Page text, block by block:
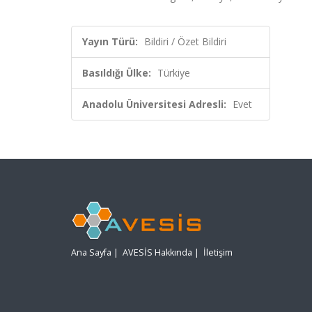
Yayın Türü: Bildiri / Özet Bildiri
Basıldığı Ülke: Türkiye
Anadolu Üniversitesi Adresli: Evet
Ana Sayfa | AVESİS Hakkında | İletişim